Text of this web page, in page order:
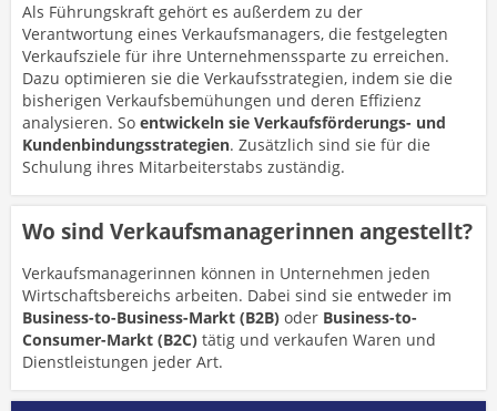
Als Führungskraft gehört es außerdem zu der
Verantwortung eines Verkaufsmanagers, die festgelegten
Verkaufsziele für ihre Unternehmenssparte zu erreichen.
Dazu optimieren sie die Verkaufsstrategien, indem sie die
bisherigen Verkaufsbemühungen und deren Effizienz
analysieren. So entwickeln sie Verkaufsförderungs- und
Kundenbindungsstrategien. Zusätzlich sind sie für die
Schulung ihres Mitarbeiterstabs zuständig.
Wo sind Verkaufsmanagerinnen angestellt?
Verkaufsmanagerinnen können in Unternehmen jeden
Wirtschaftsbereichs arbeiten. Dabei sind sie entweder im
Business-to-Business-Markt (B2B) oder Business-to-
Consumer-Markt (B2C) tätig und verkaufen Waren und
Dienstleistungen jeder Art.